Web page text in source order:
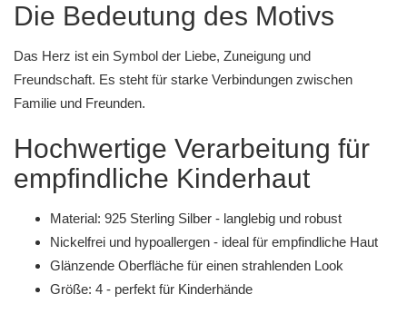
Die Bedeutung des Motivs
Das Herz ist ein Symbol der Liebe, Zuneigung und
Freundschaft. Es steht für starke Verbindungen zwischen
Familie und Freunden.
Hochwertige Verarbeitung für
empfindliche Kinderhaut
Material: 925 Sterling Silber - langlebig und robust
Nickelfrei und hypoallergen - ideal für empfindliche Haut
Glänzende Oberfläche für einen strahlenden Look
Größe: 4 - perfekt für Kinderhände